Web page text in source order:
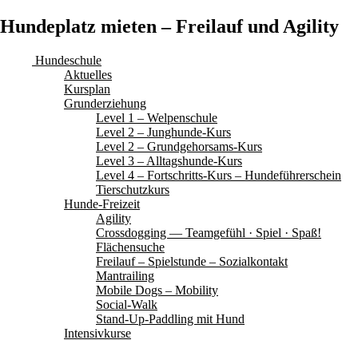
Hundeplatz mieten – Freilauf und Agility
Hundeschule
Aktuelles
Kursplan
Grunderziehung
Level 1 – Welpenschule
Level 2 – Junghunde-Kurs
Level 2 – Grundgehorsams-Kurs
Level 3 – Alltagshunde-Kurs
Level 4 – Fortschritts-Kurs – Hundeführerschein
Tierschutzkurs
Hunde-Freizeit
Agility
Crossdogging — Teamgefühl · Spiel · Spaß!
Flächensuche
Freilauf – Spielstunde – Sozialkontakt
Mantrailing
Mobile Dogs – Mobility
Social-Walk
Stand-Up-Paddling mit Hund
Intensivkurse